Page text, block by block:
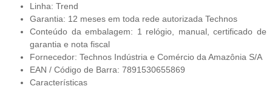
Linha: Trend
Garantia: 12 meses em toda rede autorizada Technos
Conteúdo da embalagem: 1 relógio, manual, certificado de
garantia e nota fiscal
Fornecedor: Technos Indústria e Comércio da Amazônia S/A
EAN / Código de Barra: 7891530655869
Características